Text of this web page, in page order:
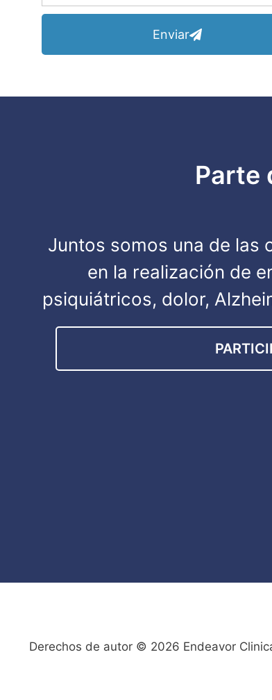
Enviar
Parte
Juntos somos una de las
en la realización de
psiquiátricos, dolor,
Derechos de autor © 2026 Endeavor